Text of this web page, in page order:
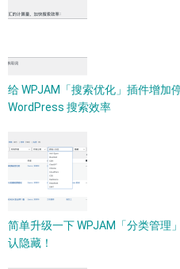
给 WPJAM「搜索优化」插件增加
WordPress 搜索效率
简单升级一下 WPJAM「分类管理
认隐藏！